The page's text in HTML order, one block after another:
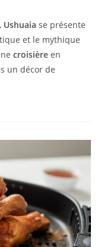
Ushuaia se présente
et le mythique
croisière en
un décor de